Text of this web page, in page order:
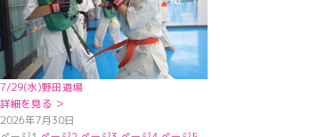
7/29(水)野田道場
詳細を見る ＞
2026年7月30日